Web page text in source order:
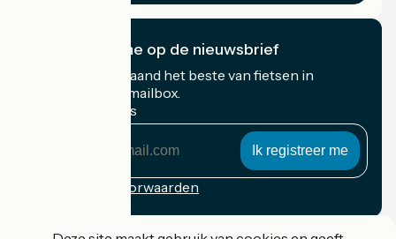
Ik abonneer me op de nieuwsbrief
Ontvang elke maand het beste van fietsen in
Frankrijk in uw mailbox.
Mijn e-mailadres
Inschrijvingsvoorwaarden